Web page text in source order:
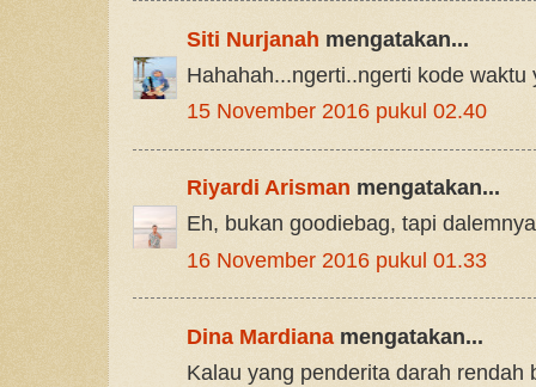
Siti Nurjanah mengatakan...
Hahahah...ngerti..ngerti kode waktu
15 November 2016 pukul 02.40
Riyardi Arisman mengatakan...
Eh, bukan goodiebag, tapi
16 November 2016 pukul 01.33
Dina Mardianamengatakan...
Kalau yang penderita darah rendah